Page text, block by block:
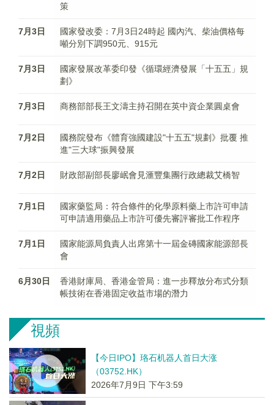
策
7月3日
國家發改委：7月3日24時起 國內汽、柴油價格每
噸分別下調950元、915元
7月3日
國家發展改革委印發《循環經濟發展「十五五」規
劃》
7月3日 商務部部長王文濤主持召開在英中資企業圓桌會
7月2日
國務院發布《體育強國建設"十五五"規劃》批覆 推
進"三大球"振興發展
7月2日 財政部副部長廖岷會見滙豐集團行政總裁艾橋智
7月1日
國家藥監局：符合條件的化學原料藥上市許可申請
可申請適用藥品上市許可優先審評審批工作程序
7月1日
國家能源局負責人出席第十一屆金磚國家能源部長
會
6月30日
香港財庫局、香港金管局：進一步釋放分布式分類
帳技術在香港固定收益市場的潛力
視頻
【今日IPO】珞石机器人首日大涨
（03752.HK）
2026年7月9日 下午3:59